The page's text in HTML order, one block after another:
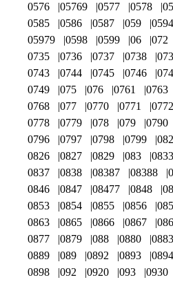
0576
05769 0577 0578
0585
0586 0587 059 0594
05979
0598 0599 06 072
0735
0736 0737 0738
0743
0744 0745 0746
0749
075 076 0761 0763
0768
077 0770 0771 0772
0778
0779 078 079 0790
0796
0797 0798 0799 082
0826
0827 0829 083 0833
0837
0838 08387 08388
0846
0847 08477 0848
0853
0854 0855 0856
0863
0865 0866 0867
0877
0879 088 0880 0883
0889
089 0892 0893 0894
0898
092 0920 093 0930